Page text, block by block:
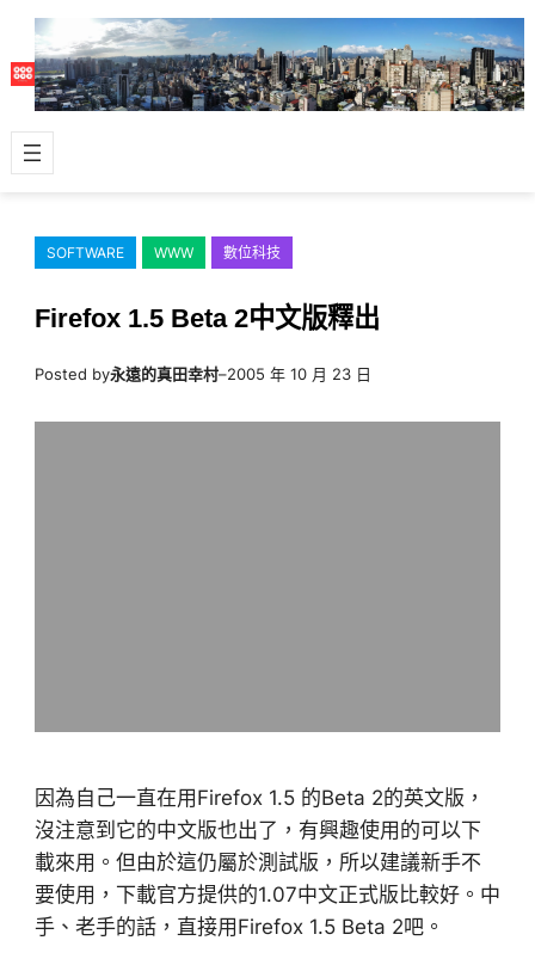
主
容
SOFTWARE WWW 數位科技
Firefox 1.5 Beta 2中文版釋出
Posted by永遠的真田幸村–2005 年 10 月 23 日
因為自己一直在用Firefox 1.5 的Beta 2的英文版，
沒注意到它的中文版也出了，有興趣使用的可以下
載來用。但由於這仍屬於測試版，所以建議新手不
要使用，下載官方提供的1.07中文正式版比較好。中
手、老手的話，直接用Firefox 1.5 Beta 2吧。